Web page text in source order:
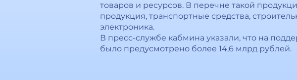
товаров и ресурсов. В перечне такой
продукция, транспортные средства,
электроника.
В пресс-службе кабмина указали, что на
было предусмотрено более 14,6 млрд рублей.